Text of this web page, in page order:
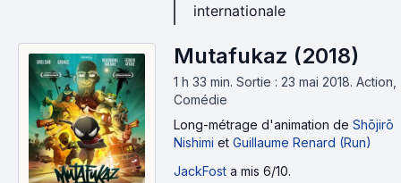
Enfin, pour discuter du festival, c'est par ici :
al_2017/12802
Enjoy :)
internationale
Mutafukaz (2018)
1 h 33 min. Sortie : 23 mai 2018. Action,
Comédie
Long-métrage d'animation de Shōjirō
Nishimi et Guillaume Renard (Run)
JackFost a mis 6/10.